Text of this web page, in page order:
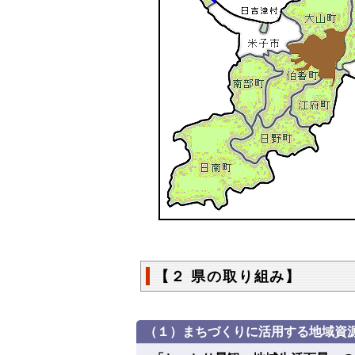
【２ 県の取り組み】
（１）まちづくりに活用する地域資